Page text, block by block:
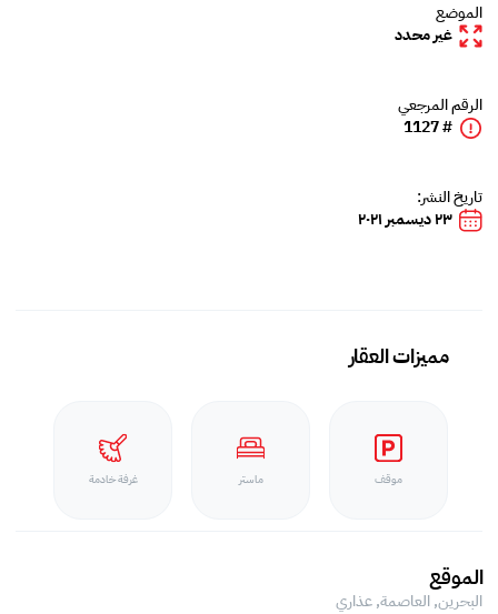
الموضع
غير محدد
الرقم المرجعي
# 1127
تاريخ النشر:
٢٣ ديسمبر ٢٠٢١
مميزات العقار
موقف ماستر غرفة خادمة
الموقع
البحرين, العاصمة,عذاري